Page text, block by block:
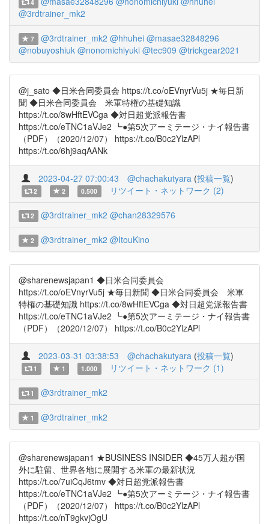
4
@3rdtrainer_mk2
7 @3rdtrainer_mk2 @hhuhei @masae32848296
@nobuyoshiuk @nonomichiyuki @tec909 @trickgear2021
@j_sato ◆日米合同委員会 https://t.co/oEVnyrVu5j ★毎日新
聞 ◆日米合同委員会 米軍特権の基礎知識
https://t.co/8wHftEVCga ◆対日超党派報告書
https://t.co/eTNC1aVJe2 ┗●第5次アーミテージ・ナイ報告書
（PDF）（2020/12/07） https://t.co/B0c2YlzAPl
https://t.co/6hj9aqAANk
2023-04-27 07:00:43 @chachakutyara (投稿一覧)
2 2 0.500 リツイート・ネットワーク (2)
2 @3rdtrainer_mk2 @chan28329576
2 @3rdtrainer_mk2 @ItouKino
@sharenewsjapan1 ◆日米合同委員会
https://t.co/oEVnyrVu5j ★毎日新聞 ◆日米合同委員会 米軍
特権の基礎知識 https://t.co/8wHftEVCga ◆対日超党派報告書
https://t.co/eTNC1aVJe2 ┗●第5次アーミテージ・ナイ報告書
（PDF）（2020/12/07） https://t.co/B0c2YlzAPl
2023-03-31 03:38:53 @chachakutyara (投稿一覧)
1 1 1.000 リツイート・ネットワーク (1)
1 @3rdtrainer_mk2
1 @3rdtrainer_mk2
@sharenewsjapan1 ★BUSINESS INSIDER ◆45万人超が国
外に駐留、世界各地に展開する米軍の最新状況
https://t.co/7uiCqJ6tmv ◆対日超党派報告書
https://t.co/eTNC1aVJe2 ┗●第5次アーミテージ・ナイ報告書
（PDF）（2020/12/07） https://t.co/B0c2YlzAPl
https://t.co/nT9gkvjOgU